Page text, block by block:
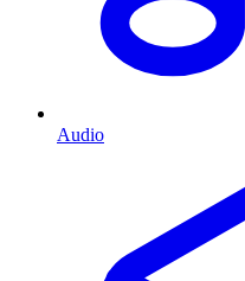
Audio